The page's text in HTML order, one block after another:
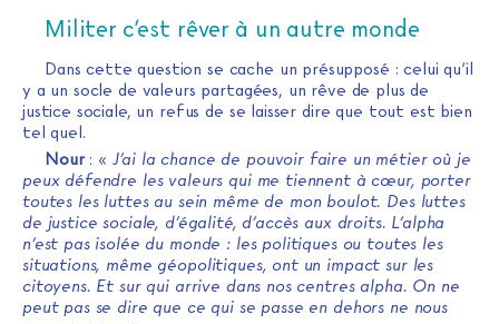
Militer c’est rêver à un autre monde
Dans cette question se cache un présupposé : celui qu’il
y a un socle de valeurs partagées, un rêve de plus de
justice sociale, un refus de se laisser dire que tout est bien
tel quel.
Nour: « J’ai la chance de pouvoir faire un métier où je
peux défendre les valeurs qui me tiennent à cœur, porter
toutes les luttes au sein même de mon boulot. Des luttes
de justice sociale, d’égalité, d’accès aux droits. L’alpha
n’est pas isolée du monde : les politiques ou toutes les
situations, même géopolitiques, ont un impact sur les
citoyens. Et sur qui arrive dans nos centres alpha. On ne
peut pas se dire que ce qui se passe en dehors ne nous